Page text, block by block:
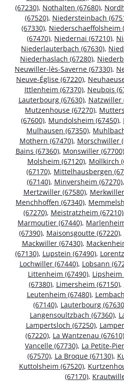
(67230), Nothalten (67680),
(67520), Niedersteinbach
(67330), Niederschaeffolsheim
(67470), Niedernai (67210),
Niederlauterbach (67630),
Niederhaslach (67280),
Neuwiller-lès-Saverne (67330),
Neuve-Église (67220),
Ittlenheim (67370), Neubois
Lauterbourg (67630), Natzwiller
Mutzenhouse (67270),
(67600), Mundolsheim (67450),
Mulhausen (67350),
Mothern (67470), Morschwiller
Bains (67360), Monswiller (67700)
Molsheim (67120), Mollkirch
(67170), Mittelhausbergen
(67140), Minversheim (67270),
Mertzwiller (67580),
Menchhoffen (67340),
(67270), Meistratzheim (67210)
Marmoutier (67440),
(67390), Maisonsgoutte (67220),
Mackwiller (67430),
(67130), Lupstein (67490),
Lochwiller (67440), Lobsann
Littenheim (67490), Lipsheim
(67380), Limersheim (67150),
Leutenheim (67480),
(67140), Lauterbourg
Langensoultzbach (67360),
Lampertsloch (67250),
(67220), La Wantzenau (67610)
Vancelle (67730), La Petite-
(67570), La Broque (67130),
Kuttolsheim (67520),
(67170),